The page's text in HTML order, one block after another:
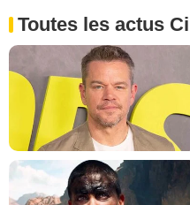
Toutes les actus